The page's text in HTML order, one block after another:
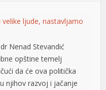
ljude, nastavljamo
Nenad Stevandić
opštine temelj
da će ova politička
njihov razvoj i jačanje